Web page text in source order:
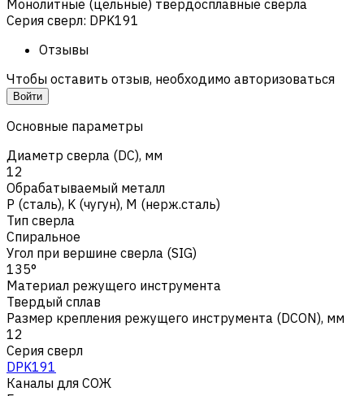
Монолитные (цельные) твердосплавные сверла
Серия сверл: DPK191
Отзывы
Чтобы оставить отзыв, необходимо авторизоваться
Войти
Основные параметры
Диаметр сверла (DC), мм
12
Обрабатываемый металл
Р (сталь), K (чугун), M (нерж.сталь)
Тип сверла
Спиральное
Угол при вершине сверла (SIG)
135°
Материал режущего инструмента
Твердый сплав
Размер крепления режущего инструмента (DCON), мм
12
Серия сверл
DPK191
Каналы для СОЖ